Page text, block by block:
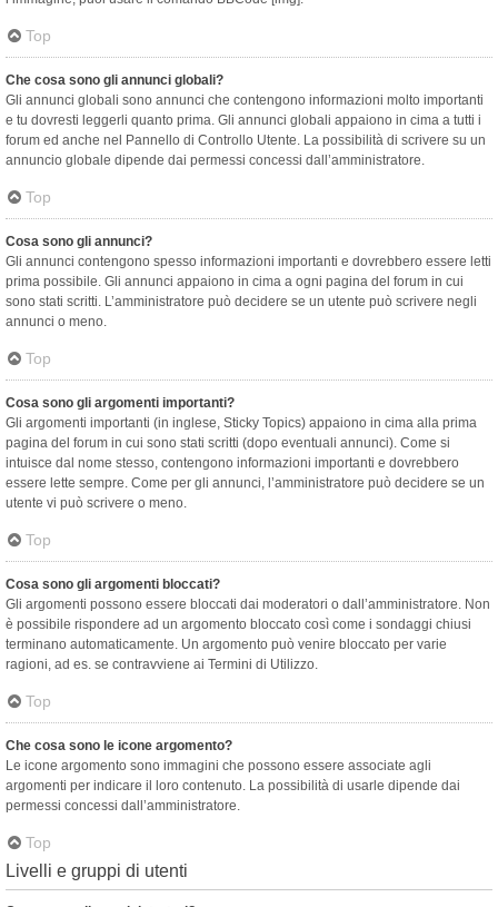
Top
Che cosa sono gli annunci globali?
Gli annunci globali sono annunci che contengono informazioni molto importanti
e tu dovresti leggerli quanto prima. Gli annunci globali appaiono in cima a tutti i
forum ed anche nel Pannello di Controllo Utente. La possibilità di scrivere su un
annuncio globale dipende dai permessi concessi dall’amministratore.
Top
Cosa sono gli annunci?
Gli annunci contengono spesso informazioni importanti e dovrebbero essere letti
prima possibile. Gli annunci appaiono in cima a ogni pagina del forum in cui
sono stati scritti. L’amministratore può decidere se un utente può scrivere negli
annunci o meno.
Top
Cosa sono gli argomenti importanti?
Gli argomenti importanti (in inglese, Sticky Topics) appaiono in cima alla prima
pagina del forum in cui sono stati scritti (dopo eventuali annunci). Come si
intuisce dal nome stesso, contengono informazioni importanti e dovrebbero
essere lette sempre. Come per gli annunci, l’amministratore può decidere se un
utente vi può scrivere o meno.
Top
Cosa sono gli argomenti bloccati?
Gli argomenti possono essere bloccati dai moderatori o dall’amministratore. Non
è possibile rispondere ad un argomento bloccato così come i sondaggi chiusi
terminano automaticamente. Un argomento può venire bloccato per varie
ragioni, ad es. se contravviene ai Termini di Utilizzo.
Top
Che cosa sono le icone argomento?
Le icone argomento sono immagini che possono essere associate agli
argomenti per indicare il loro contenuto. La possibilità di usarle dipende dai
permessi concessi dall’amministratore.
Top
Livelli e gruppi di utenti